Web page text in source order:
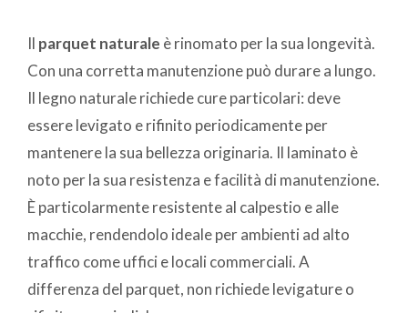
Il parquet naturale è rinomato per la sua longevità.
Con una corretta manutenzione può durare a lungo.
Il legno naturale richiede cure particolari: deve
essere levigato e rifinito periodicamente per
mantenere la sua bellezza originaria. Il laminato è
noto per la sua resistenza e facilità di manutenzione.
È particolarmente resistente al calpestio e alle
macchie, rendendolo ideale per ambienti ad alto
traffico come uffici e locali commerciali. A
differenza del parquet, non richiede levigature o